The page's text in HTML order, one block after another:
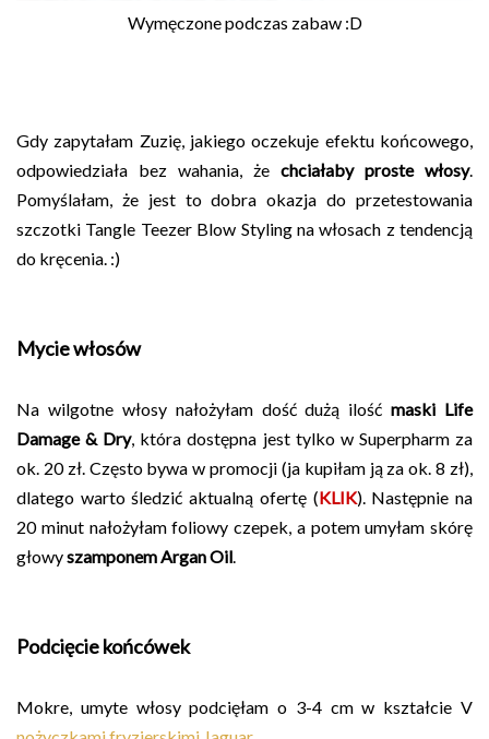
Wymęczone podczas zabaw :D
Gdy zapytałam Zuzię, jakiego oczekuje efektu końcowego,
odpowiedziała bez wahania, że chciałaby proste włosy.
Pomyślałam, że jest to dobra okazja do przetestowania
szczotki Tangle Teezer Blow Styling na włosach z tendencją
do kręcenia. :)
Mycie włosów
Na wilgotne włosy nałożyłam dość dużą ilośćmaski Life
Damage & Dry, która dostępna jest tylko w Superpharm za
ok. 20 zł. Często bywa w promocji (ja kupiłam ją za ok. 8 zł),
dlatego warto śledzić aktualną ofertę (KLIK). Następnie na
20 minut nałożyłam foliowy czepek, a potem umyłam skórę
głowyszamponemArgan Oil.
Podcięcie końcówek
Mokre, umyte włosy podcięłam o 3-4 cm w kształcie V